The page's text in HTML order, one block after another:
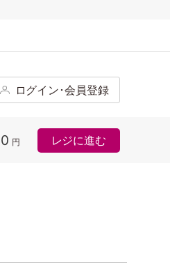
ログイン･会員登録
0 円 レジに進む